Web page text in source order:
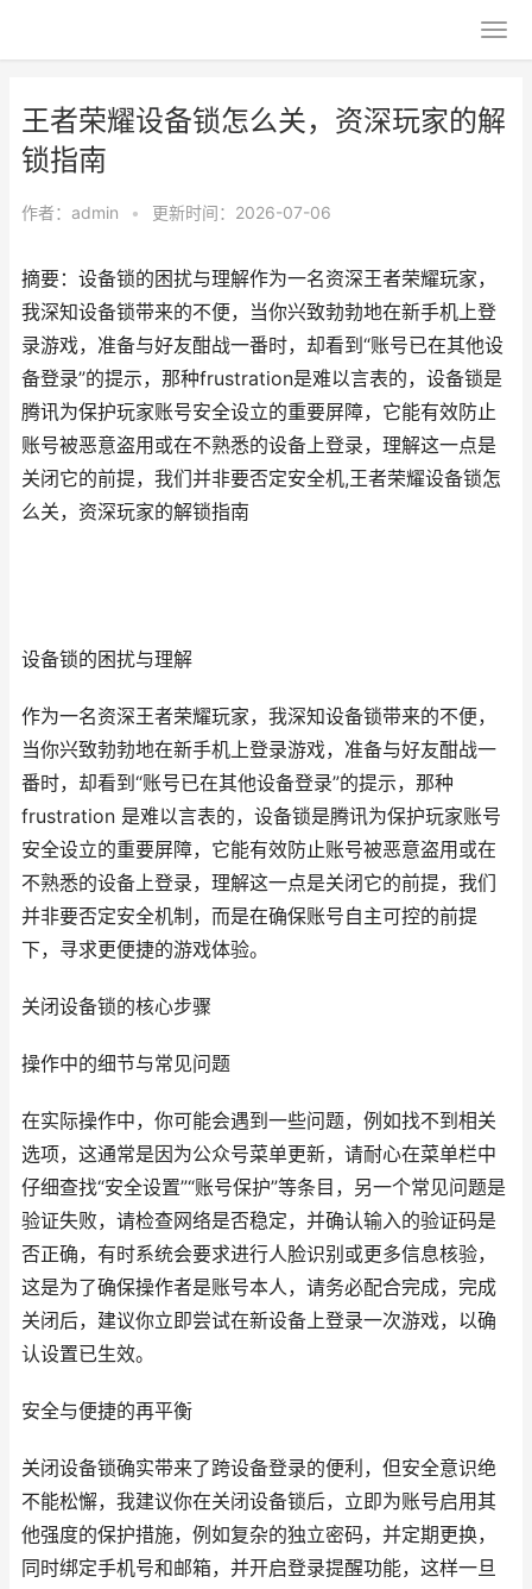
王者荣耀设备锁怎么关，资深玩家的解
锁指南
作者： admin • 更新时间：2026-07-06
摘要：设备锁的困扰与理解作为一名资深王者荣耀玩家，
我深知设备锁带来的不便，当你兴致勃勃地在新手机上登
录游戏，准备与好友酣战一番时，却看到“账号已在其他设
备登录”的提示，那种frustration是难以言表的，设备锁是
腾讯为保护玩家账号安全设立的重要屏障，它能有效防止
账号被恶意盗用或在不熟悉的设备上登录，理解这一点是
关闭它的前提，我们并非要否定安全机,王者荣耀设备锁怎
么关，资深玩家的解锁指南
设备锁的困扰与理解
作为一名资深王者荣耀玩家，我深知设备锁带来的不便，
当你兴致勃勃地在新手机上登录游戏，准备与好友酣战一
番时，却看到“账号已在其他设备登录”的提示，那种
frustration 是难以言表的，设备锁是腾讯为保护玩家账号
安全设立的重要屏障，它能有效防止账号被恶意盗用或在
不熟悉的设备上登录，理解这一点是关闭它的前提，我们
并非要否定安全机制，而是在确保账号自主可控的前提
下，寻求更便捷的游戏体验。
关闭设备锁的核心步骤
操作中的细节与常见问题
在实际操作中，你可能会遇到一些问题，例如找不到相关
选项，这通常是因为公众号菜单更新，请耐心在菜单栏中
仔细查找“安全设置”“账号保护”等条目，另一个常见问题是
验证失败，请检查网络是否稳定，并确认输入的验证码是
否正确，有时系统会要求进行人脸识别或更多信息核验，
这是为了确保操作者是账号本人，请务必配合完成，完成
关闭后，建议你立即尝试在新设备上登录一次游戏，以确
认设置已生效。
安全与便捷的再平衡
关闭设备锁确实带来了跨设备登录的便利，但安全意识绝
不能松懈，我建议你在关闭设备锁后，立即为账号启用其
他强度的保护措施，例如复杂的独立密码，并定期更换，
同时绑定手机号和邮箱，并开启登录提醒功能，这样一旦